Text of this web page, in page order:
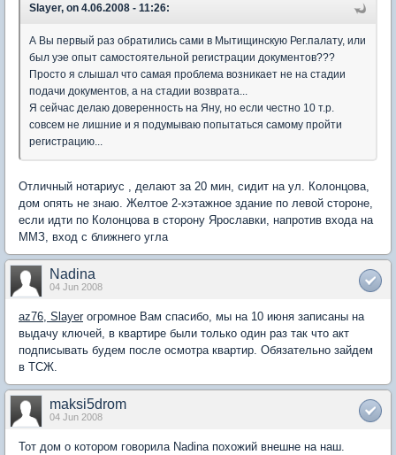
Slayer, on 4.06.2008 - 11:26:
А Вы первый раз обратились сами в Мытищинскую Рег.палату, или
был уэе опыт самостоятельной регистрации документов???
Просто я слышал что самая проблема возникает не на стадии
подачи документов, а на стадии возврата...
Я сейчас делаю доверенность на Яну, но если честно 10 т.р.
совсем не лишние и я подумываю попытаться самому пройти
регистрацию...
Отличный нотариус , делают за 20 мин, сидит на ул. Колонцова,
дом опять не знаю. Желтое 2-хэтажное здание по левой стороне,
если идти по Колонцова в сторону Ярославки, напротив входа на
ММЗ, вход с ближнего угла
Nadina
04 Jun 2008
az76, Slayerогромное Вам спасибо, мы на 10 июня записаны на
выдачу ключей, в квартире были только один раз так что акт
подписывать будем после осмотра квартир. Обязательно зайдем
в ТСЖ.
maksi5drom
04 Jun 2008
Тот дом о котором говорила Nadina похожий внешне на наш.